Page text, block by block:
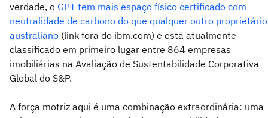
verdade, o GPT tem mais espaço físico certificado com
neutralidade de carbono do que qualquer outro proprietário
australiano (link fora do ibm.com) e está atualmente
classificado em primeiro lugar entre 864 empresas
imobiliárias na Avaliação de Sustentabilidade Corporativa
Global do S&P.
A força motriz aqui é uma combinação extraordinária: uma